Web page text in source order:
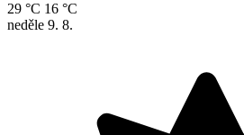
29 °C 16 °C
neděle 9. 8.